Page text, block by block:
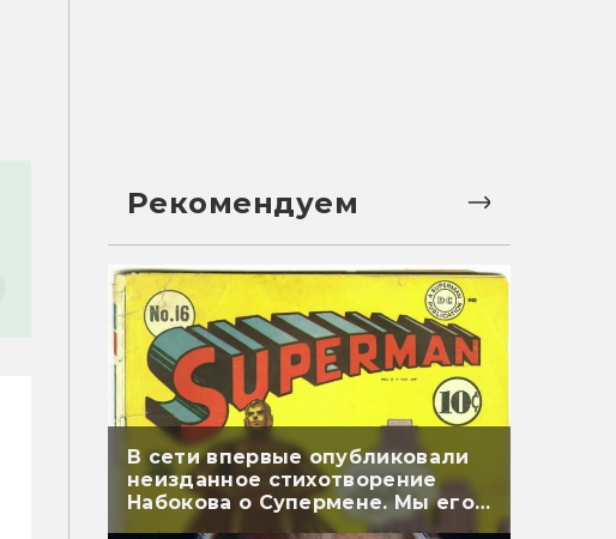
Рекомендуем
В сети впервые опубликовали
неизданное стихотворение
Набокова о Супермене. Мы его
перевели